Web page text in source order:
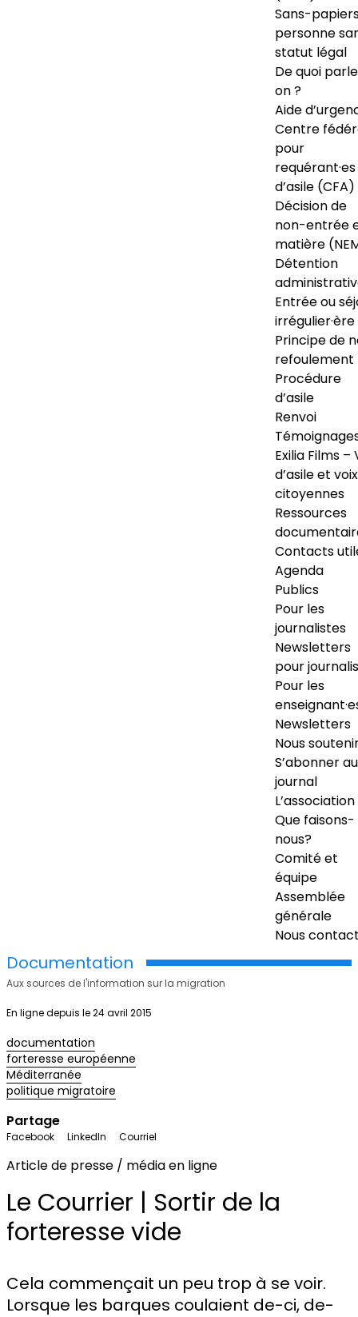
Sans-
personne
statut légal
De quoi
on ?
Aide
Centre
pour
requérant·es
d’asile (CFA)
Décision de
non-entrée
matière
Détention
Entrée ou
irrégulier·ère
Principe de
refoulement
Procédure
d’asile
Renvoi
Exilia Films –
d’asile et voix
citoyennes
Ressources
Contacts
Agenda
Publics
Pour les
journalistes
Newsletters
pour
Pour les
Newsletters
Nous
S’abonner au
journal
L’association
Que faisons-
nous?
Comité et
équipe
Assemblée
générale
Nous
Documentation
Aux sources de l'information sur la migration
En ligne depuis le 24 avril 2015
documentation
forteresse européenne
Méditerranée
politique migratoire
Partage
Facebook LinkedIn Courriel
Article de presse / média en ligne
Le Courrier | Sortir de la
forteresse vide
Cela commençait un peu trop à se voir.
Lorsque les barques coulaient de-ci, de-